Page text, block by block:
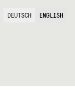
DEUTSCH ENGLISH